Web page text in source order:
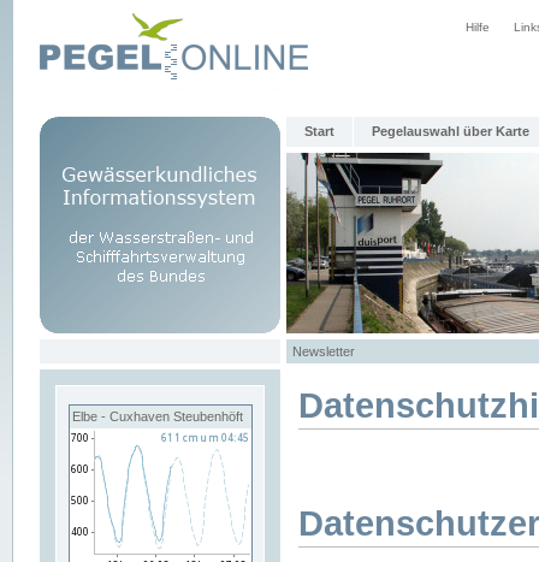
Hilfe
Start Pegelauswahl über Karte
Newsletter
Elbe - Cuxhaven Steubenhöft